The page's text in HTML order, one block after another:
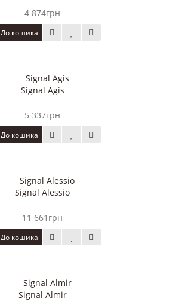
4 874грн
До кошика
Signal Agis
5 337грн
До кошика
Signal Alessio
11 661грн
До кошика
Signal Almir